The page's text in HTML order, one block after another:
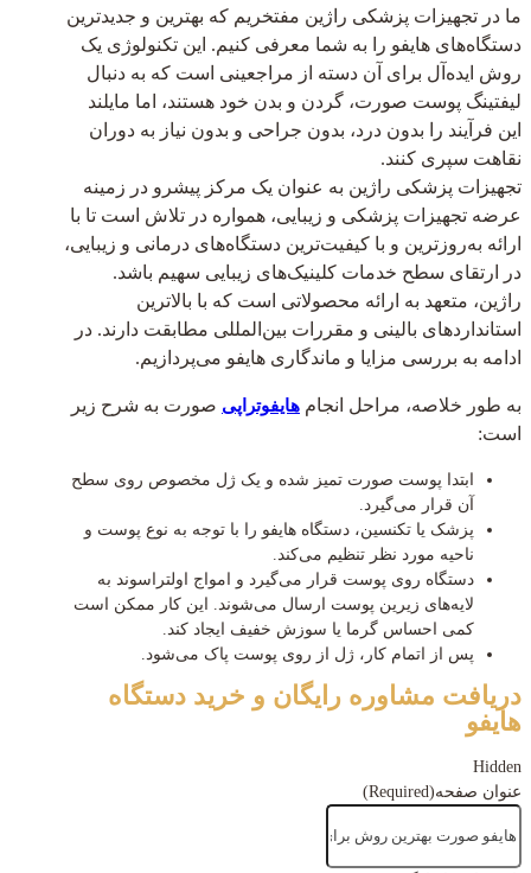
ما در تجهیزات پزشکی راژین مفتخریم که بهترین و جدیدترین
دستگاه‌های هایفو را به شما معرفی کنیم. این تکنولوژی یک
روش ایده‌آل برای آن دسته از مراجعینی است که به دنبال
لیفتینگ پوست صورت، گردن و بدن خود هستند، اما مایلند
این فرآیند را بدون درد، بدون جراحی و بدون نیاز به دوران
نقاهت سپری کنند.
تجهیزات پزشکی راژین به عنوان یک مرکز پیشرو در زمینه
عرضه تجهیزات پزشکی و زیبایی، همواره در تلاش است تا با
ارائه به‌روزترین و با کیفیت‌ترین دستگاه‌های درمانی و زیبایی،
در ارتقای سطح خدمات کلینیک‌های زیبایی سهیم باشد.
راژین، متعهد به ارائه محصولاتی است که با بالاترین
استانداردهای بالینی و مقررات بین‌المللی مطابقت دارند. در
ادامه به بررسی مزایا و ماندگاری هایفو می‌پردازیم.
به طور خلاصه، مراحل انجام هایفوتراپی صورت به شرح زیر
است:
ابتدا پوست صورت تمیز شده و یک ژل مخصوص روی سطح
آن قرار می‌گیرد.
پزشک یا تکنسین، دستگاه هایفو را با توجه به نوع پوست و
ناحیه مورد نظر تنظیم می‌کند.
دستگاه روی پوست قرار می‌گیرد و امواج اولتراسوند به
لایه‌های زیرین پوست ارسال می‌شوند. این کار ممکن است
کمی احساس گرما یا سوزش خفیف ایجاد کند.
پس از اتمام کار، ژل از روی پوست پاک می‌شود.
دریافت مشاوره رایگان و خرید دستگاه
هایفو
Hidden
عنوان صفحه(Required)